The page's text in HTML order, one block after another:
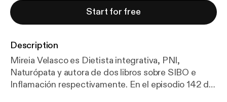
Start for free
Description
Mireia Velasco es Dietista integrativa, PNI,
Naturópata y autora de dos libros sobre SIBO e
Inflamación respectivamente. En el episodio 142 de